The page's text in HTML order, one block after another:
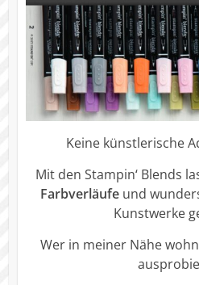
Keine künstlerische
Mit den Stampin‘ Blends
Farbverläufe und
Kunstwerke
Wer in meiner Nähe